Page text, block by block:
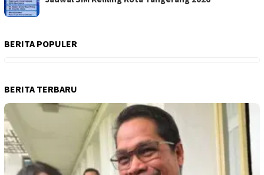
BERITA POPULER
BERITA TERBARU